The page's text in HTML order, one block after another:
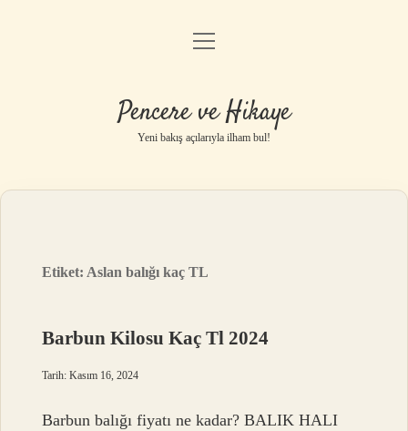
Anasayfa
Yasal Uyarı
menüyü
Pencere ve Hikaye
Yeni bakış açılarıyla ilham bul!
Etiket: Aslan balığı kaç TL
Barbun Kilosu Kaç Tl 2024
Tarih: Kasım 16, 2024
Barbun balığı fiyatı ne kadar? BALIK HALI